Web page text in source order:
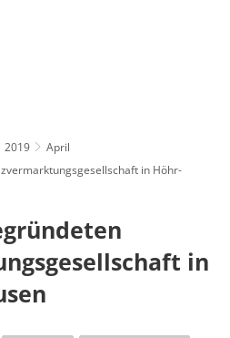
2019
April
in Höhr-
in